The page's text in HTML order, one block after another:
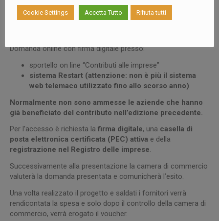
scadenze a partire dall’8 luglio 2026)in modalità
telematica. La richiesta dovrà essere presentata prima
Domanda online con firma digitale presso:
sportello on line “Contributi alle imprese”
sistema Restart (attenzione: non è più il sistema
web telemaco utilizzato fino allo scorso anno)
Normalmente non sono ammesse le aziende che hanno
già beneficiato del contributo nell’edizione precedente.
Per l’accesso è richiesta la firma digitale, una casella di
posta elettronica certificata (PEC) attiva e della
registrazione nel Registro delle imprese.
Successivamente alla presentazione la camera di commercio
valuterà la domanda presentata e comunicherà l’esito.
Una volta realizzato il progetto e saldati i fornitori verrà
rendicontata la spesa e solo dopo il controllo della camera di
commercio, verrà erogato il voucher.
Cookie Settings Accetta Tutto Rifiuta tutti